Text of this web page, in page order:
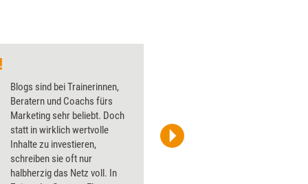
Blogs sind bei Trainerinnen,
Beratern und Coachs fürs
Marketing sehr beliebt. Doch
statt in wirklich wertvolle
Inhalte zu investieren,
schreiben sie oft nur
halbherzig das Netz voll. In